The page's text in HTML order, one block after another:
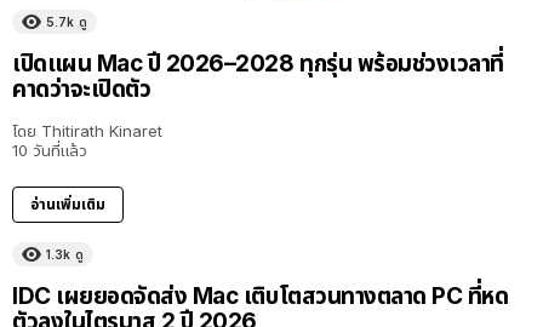
5.7k ดู
เปิดแผน Mac ปี 2026–2028 ทุกรุ่น พร้อมช่วงเวลาที่
คาดว่าจะเปิดตัว
โดย Thitirath Kinaret
10 วันที่แล้ว
อ่านเพิ่มเติม
1.3k ดู
IDC เผยยอดจัดส่ง Mac เติบโตสวนทางตลาด PC ที่หด